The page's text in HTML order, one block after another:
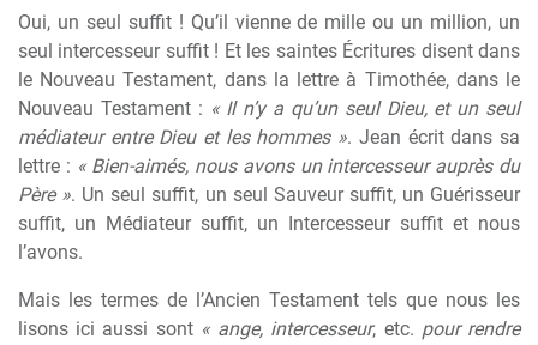
Oui, un seul suffit ! Qu’il vienne de mille ou un million, un
seul intercesseur suffit ! Et les saintes Écritures disent dans
le Nouveau Testament, dans la lettre à Timothée, dans le
Nouveau Testament : « Il n’y a qu’un seul Dieu, et un seul
médiateur entre Dieu et les hommes ». Jean écrit dans sa
lettre : « Bien-aimés, nous avons un intercesseur auprès du
Père ». Un seul suffit, un seul Sauveur suffit, un Guérisseur
suffit, un Médiateur suffit, un Intercesseur suffit et nous
l’avons.
Mais les termes de l’Ancien Testament tels que nous les
lisons ici aussi sont « ange, intercesseur, etc. pour rendre